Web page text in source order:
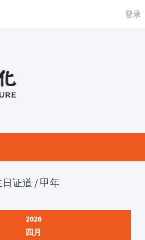
登录
日证道 / 甲年
2026
四月